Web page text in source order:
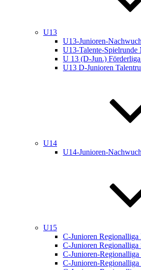
U13
U13-Junioren-
U13-Talente-Spielrunde
U 13 (D-Jun.)
U13 D-Junioren
U14
U14-Junioren-
U15
C-Junioren Regionalliga
C-Junioren Regionalliga
C-Junioren-Regionalliga
C-Junioren-Regionalliga